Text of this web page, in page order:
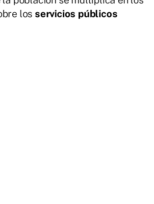
los servicios públicos